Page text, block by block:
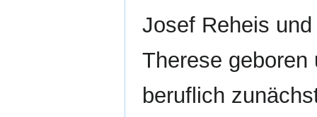
Josef Reheis
Therese geboren
beruflich